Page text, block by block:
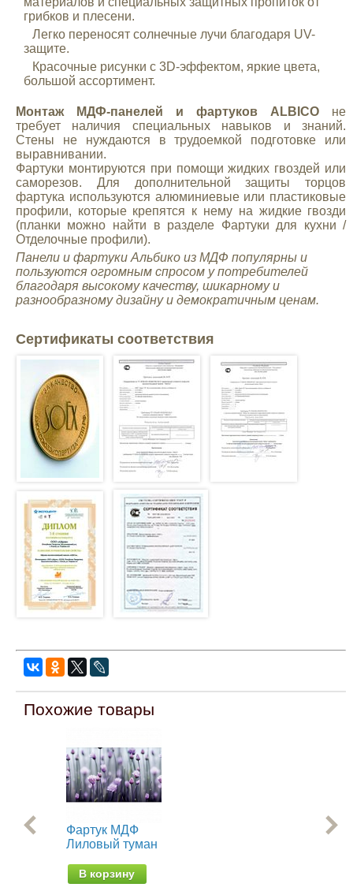
грибков и плесени.
Легко переносят солнечные лучи благодаря UV-
защите.
Красочные рисунки с 3D-эффектом, яркие цвета,
большой ассортимент.
Монтаж МДФ-панелей и фартуков ALBICO не
требует наличия специальных навыков и знаний.
Стены не нуждаются в трудоемкой подготовке или
выравнивании.
Фартуки монтируются при помощи жидких гвоздей или
саморезов. Для дополнительной защиты торцов
фартука используются алюминиевые или пластиковые
профили, которые крепятся к нему на жидкие гвозди
(планки можно найти в разделе Фартуки для кухни /
Отделочные профили).
Панели и фартуки Альбико из МДФ популярны и
пользуются огромным спросом у потребителей
благодаря высокому качеству, шикарному и
разнообразному дизайну и демократичным ценам.
Сертификаты соответствия
Похожие товары
Фартук МДФ
Лиловый туман
В корзину